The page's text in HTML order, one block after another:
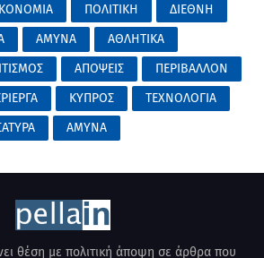
ΠΟΛΙΤΙΚΗ
ΔΙΕΘΝΗ
ΑΜΥΝΑ
ΑΘΛΗΤΙΚΑ
ΑΠΟΨΕΙΣ
ΠΕΡΙΒΑΛΛΟΝ
ΚΥΠΡΟΣ
ΤΕΧΝΟΛΟΓΙΑ
AMYNA
θέση με πολιτική άποψη σε άρθρα που